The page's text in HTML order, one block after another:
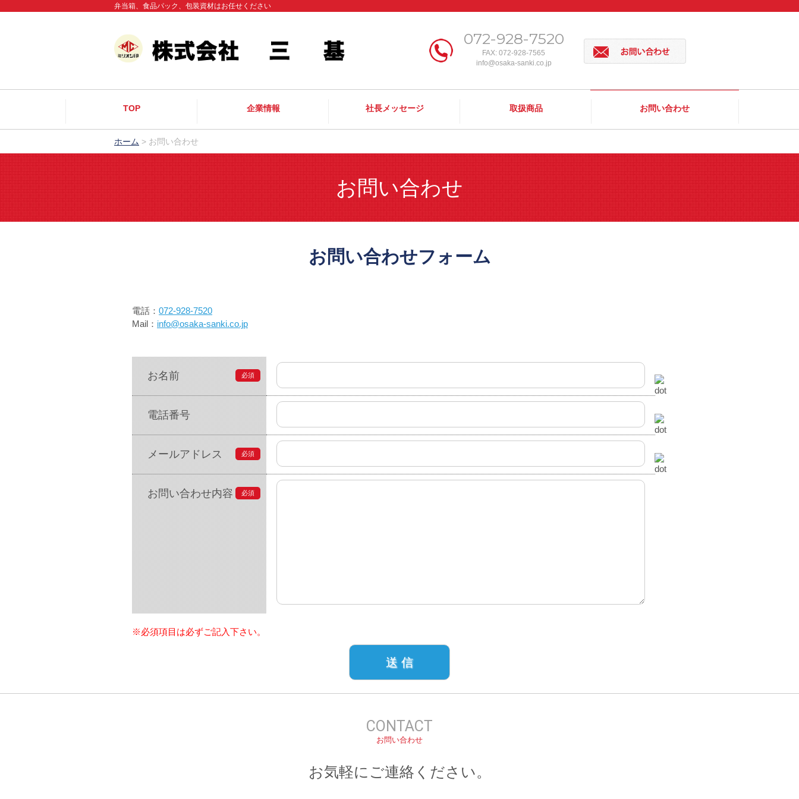
弁当箱、食品パック、包装資材はお任せください
072-928-7520
FAX: 072-928-7565
info@osaka-sanki.co.jp
TOP 企業情報 社長メッセージ 取扱商品 お問い合わせ
ホーム > お問い合わせ
お問い合わせ
お問い合わせフォーム
電話： 072-928-7520
Mail： info@osaka-sanki.co.jp
お名前 必須
電話番号
メールアドレス 必須
お問い合わせ内容 必須
※必須項目は必ずご記入下さい。
CONTACT
お問い合わせ
お気軽にご連絡ください。